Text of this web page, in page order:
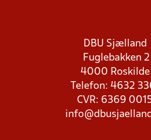
DBU Sjælland
Fuglebakken 2
4000 Roskilde
Telefon: 4632
CVR: 6369